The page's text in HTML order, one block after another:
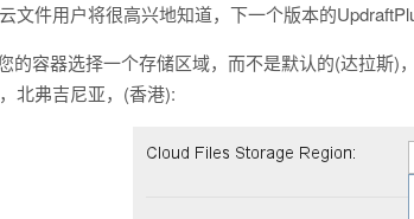
文件用户将很高兴地知道，下一个版本的
的容器选择一个存储区域，而不是默认的(达拉斯
北弗吉尼亚，(香港):